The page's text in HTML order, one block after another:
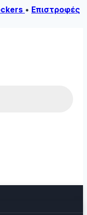
• Επιστροφές